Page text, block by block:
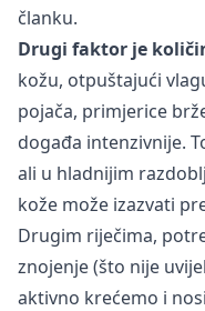
članku.
Drugi faktor je
kožu, otpuštajući
pojača, primjerice
događa intenzivnije.
ali u hladnijim
kože može izazvati
Drugim riječima,
znojenje (što nije
aktivno krećemo i